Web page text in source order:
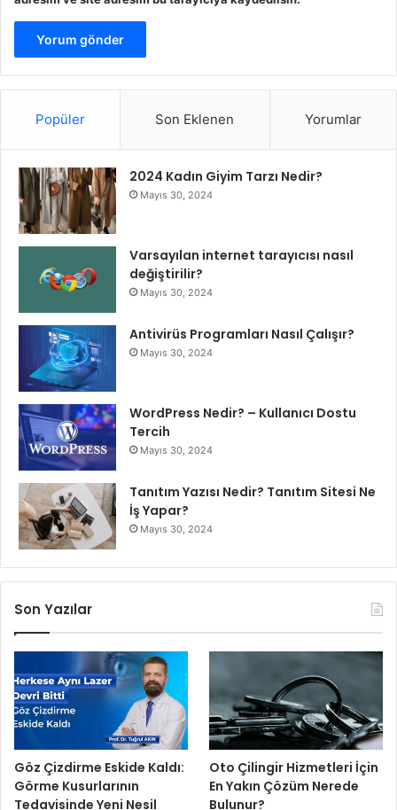
a
r
k
H
a
B
y
ü
y
Popüler Son Eklenen Yorumlar
2024 Kadın Giyim Tarzı Nedir?
Mayıs 30, 2024
Varsayılan internet tarayıcısı nasıl
değiştirilir?
Mayıs 30, 2024
Antivirüs Programları Nasıl Çalışır?
Mayıs 30, 2024
WordPress Nedir? – Kullanıcı Dostu
Tercih
Mayıs 30, 2024
Tanıtım Yazısı Nedir? Tanıtım Sitesi Ne
İş Yapar?
Mayıs 30, 2024
Son Yazılar
Göz Çizdirme Eskide Kaldı:
Görme Kusurlarının
Tedavisinde Yeni Nesil
Oto Çilingir Hizmetleri İçin
En Yakın Çözüm Nerede
Bulunur?